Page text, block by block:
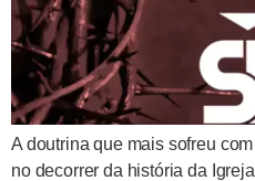
A doutrina que mais sofreu
no decorrer da história da